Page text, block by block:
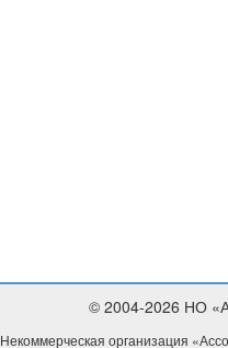
© 2004-2026 НО
Некоммерческая организация